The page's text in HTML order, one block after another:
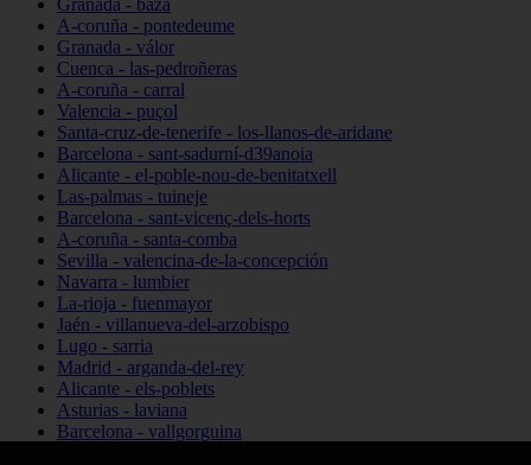
Granada - baza
A-coruña - pontedeume
Granada - válor
Cuenca - las-pedroñeras
A-coruña - carral
Valencia - puçol
Santa-cruz-de-tenerife - los-llanos-de-aridane
Barcelona - sant-sadurní-d39anoia
Alicante - el-poble-nou-de-benitatxell
Las-palmas - tuineje
Barcelona - sant-vicenç-dels-horts
A-coruña - santa-comba
Sevilla - valencina-de-la-concepción
Navarra - lumbier
La-rioja - fuenmayor
Jaén - villanueva-del-arzobispo
Lugo - sarria
Madrid - arganda-del-rey
Alicante - els-poblets
Asturias - laviana
Barcelona - vallgorguina